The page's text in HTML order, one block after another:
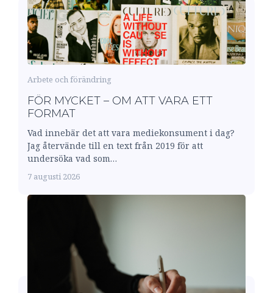
Arbete och förändring
FÖR MYCKET – OM ATT VARA ETT
FORMAT
Vad innebär det att vara mediekonsument i dag?
Jag återvände till en text från 2019 för att
undersöka vad som…
7 augusti 2026